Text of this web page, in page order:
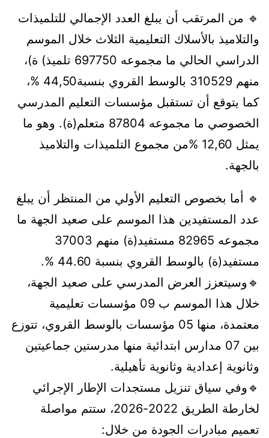
🔹 من المرتقب أن يبلغ العدد الإجمالي للتلميذات
والتلاميذ بالأسلاك التعليمية الثلاث خلال الموسم
الدراسي الحالي ما مجموعه 697750 تلميذ) ة)،
منهم 310529 بالوسط القروي بنسبة44,50 %،
كما يتوقع أن تستقبل مؤسسات التعليم المدرسي
الخصوصي ما مجموعه 87804 متعلم(ة). وهو ما
يمثل 12,60 %من مجموع التلميذات والتلاميذ
بالجهة.
🔹 أما بخصوص التعليم الأولي من المنتظر أن يبلغ
عدد المستفيدين هذا الموسم على صعيد الجهة ما
مجموعه 82965 مستفيد(ة) منهم 37003
مستفيد(ة) بالوسط القروي بنسبة 44.60 %.
🔹وسيتعزز العرض المدرسي على صعيد الجهة،
خلال هذا الموسم ب 09 مؤسسات تعليمية
معتمدة، منها 05 مؤسسات بالوسط القروي، تتوزع
بين 07 مدارس ابتدائية منها مدرستين جماعيتين
وثانوية إعدادية وثانوية تأهيلية.
🔹وفي سياق تنزيل مستجدات الإطار الإجرائي
لخارطة الطريق 2022-2026، ستتم مواصلة
تعميم مبادرات الجودة من خلال: